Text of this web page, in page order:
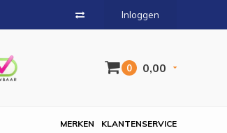
Inloggen
0 0,00
KLANTENSERVICE
MERKEN